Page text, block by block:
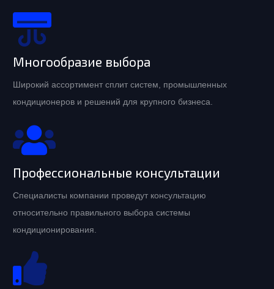
Многообразие выбора
Широкий ассортимент сплит систем, промышленных
кондиционеров и решений для крупного бизнеса.
Профессиональные консультации
Специалисты компании проведут консультацию
относительно правильного выбора системы
кондиционирования.